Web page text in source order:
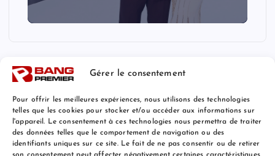
Gérer le consentement
Pour offrir les meilleures expériences, nous utilisons des technologies
telles que les cookies pour stocker et/ou accéder aux informations sur
l'appareil. Le consentement à ces technologies nous permettra de traiter
des données telles que le comportement de navigation ou des
identifiants uniques sur ce site. Le fait de ne pas consentir ou de retirer
Mentions Légales